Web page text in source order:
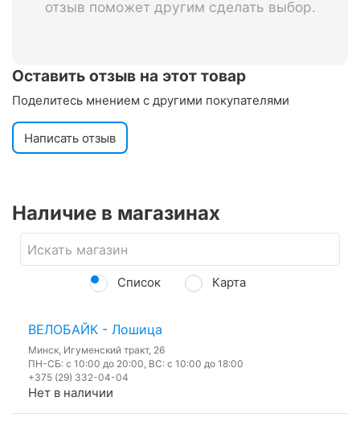
отзыв поможет другим сделать выбор.
Оставить отзыв на этот товар
Поделитесь мнением с другими покупателями
Написать отзыв
Наличие в магазинах
Список Карта
ВЕЛОБАЙК - Лошица
Минск, Игуменский тракт, 26
ПН-СБ: с 10:00 до 20:00, ВС: с 10:00 до 18:00
+375 (29) 332-04-04
Нет в наличии